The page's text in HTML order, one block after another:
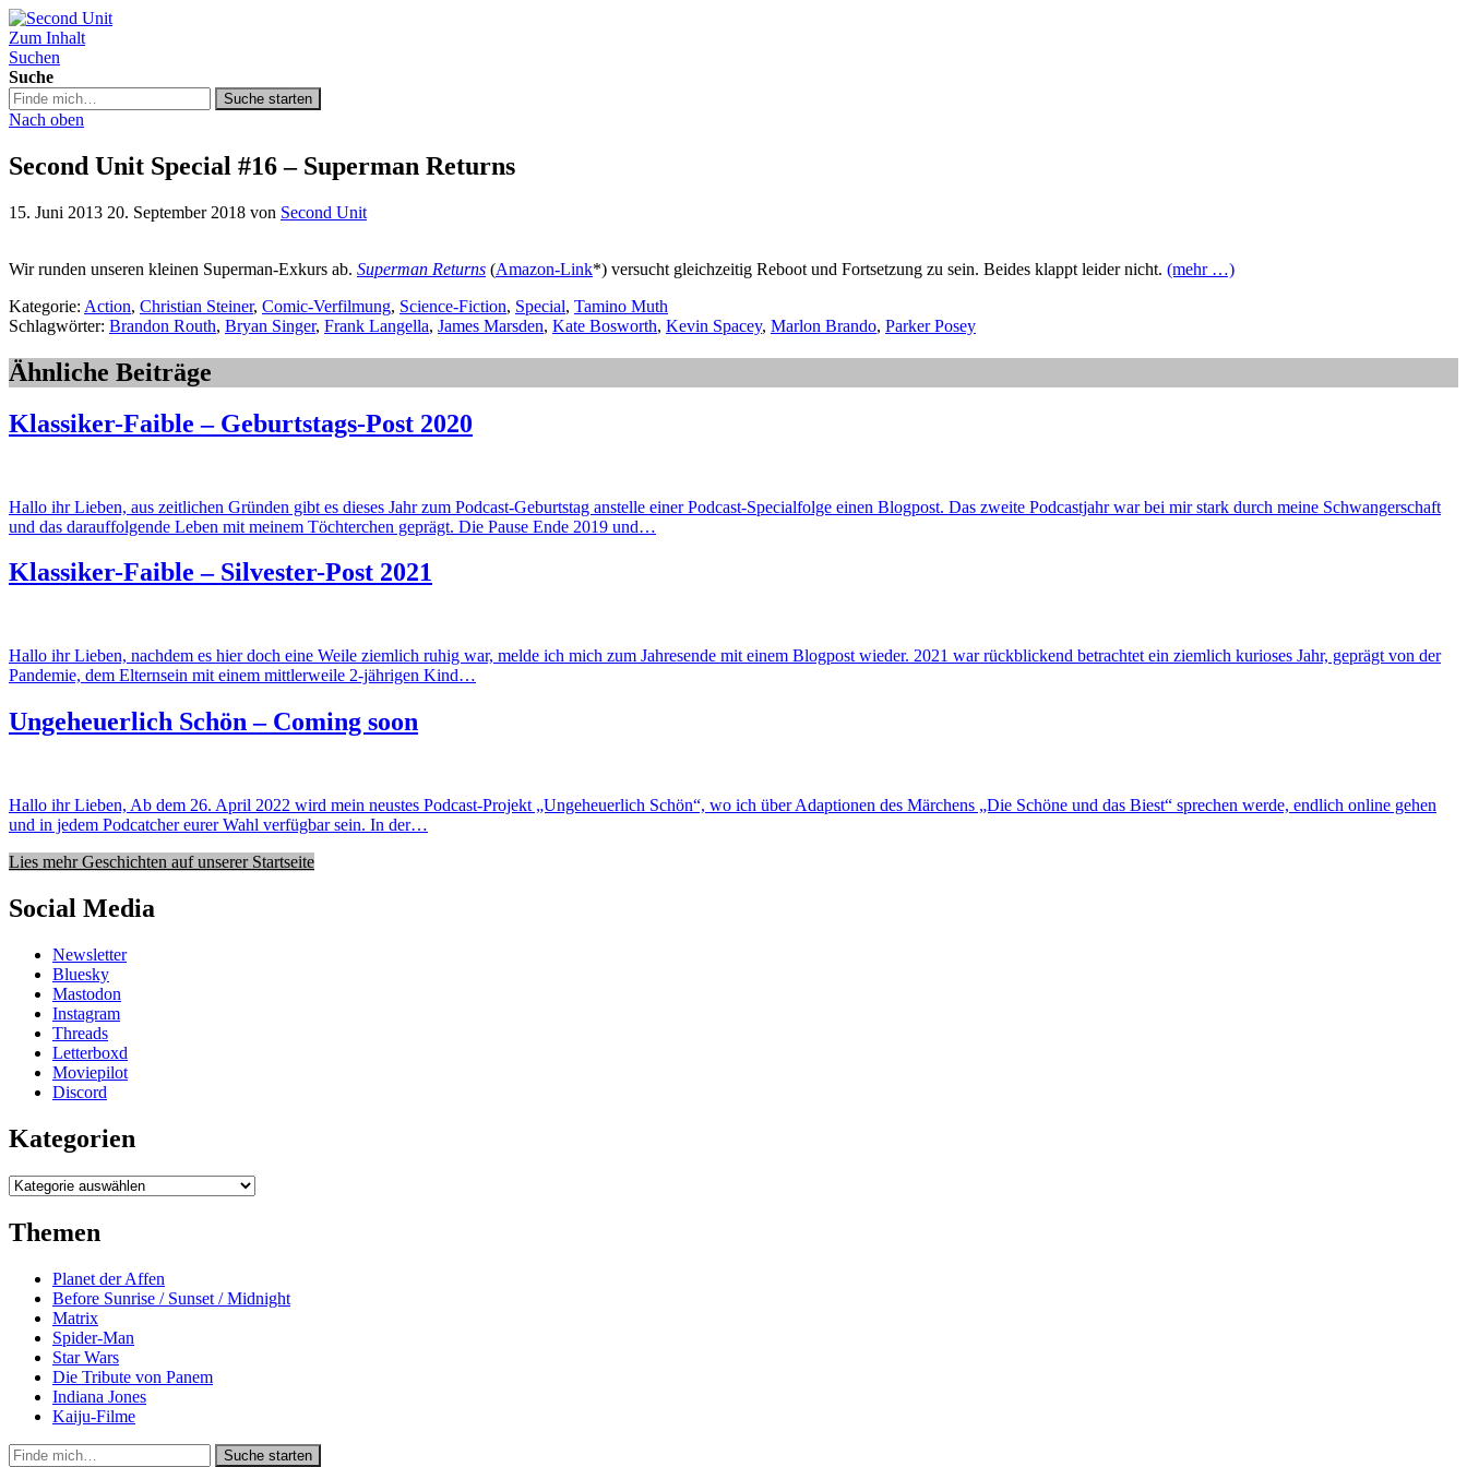
Second Unit
Zum Inhalt
Suchen
Suche
Suche
in
podcast.de/
Suche starten
Nach oben
Second Unit Special #16 – Superman Returns
15. Juni 2013 20. September 2018 von Second Unit
Wir runden unseren kleinen Superman-Exkurs ab. Superman Returns (Amazon-Link*) versucht gleichzeitig Reboot und Fortsetzung zu sein. Beides klappt leider nicht. (mehr …)
Kategorie: Action, Christian Steiner, Comic-Verfilmung, Science-Fiction, Special, Tamino Muth
Schlagwörter: Brandon Routh, Bryan Singer, Frank Langella, James Marsden, Kate Bosworth, Kevin Spacey, Marlon Brando, Parker Posey
Ähnliche Beiträge
Klassiker-Faible – Geburtstags-Post 2020
Hallo ihr Lieben, aus zeitlichen Gründen gibt es dieses Jahr zum Podcast-Geburtstag anstelle einer Podcast-Specialfolge einen Blogpost. Das zweite Podcastjahr war bei mir stark durch meine Schwangerschaft
und das darauffolgende Leben mit meinem Töchterchen geprägt. Die Pause Ende 2019 und…
Klassiker-Faible – Silvester-Post 2021
Hallo ihr Lieben, nachdem es hier doch eine Weile ziemlich ruhig war, melde ich mich zum Jahresende mit einem Blogpost wieder. 2021 war rückblickend betrachtet ein ziemlich kurioses Jahr, geprägt von der
Pandemie, dem Elternsein mit einem mittlerweile 2-jährigen Kind…
Ungeheuerlich Schön – Coming soon
Hallo ihr Lieben, Ab dem 26. April 2022 wird mein neustes Podcast-Projekt „Ungeheuerlich Schön“, wo ich über Adaptionen des Märchens „Die Schöne und das Biest“ sprechen werde, endlich online gehen
und in jedem Podcatcher eurer Wahl verfügbar sein. In der…
Lies mehr Geschichten auf unserer Startseite
Social Media
Newsletter
Bluesky
Mastodon
Instagram
Threads
Letterboxd
Moviepilot
Discord
Kategorien
Kategorien
Themen
Planet der Affen
Before Sunrise / Sunset / Midnight
Matrix
Spider-Man
Star Wars
Die Tribute von Panem
Indiana Jones
Kaiju-Filme
Suche
Suche starten